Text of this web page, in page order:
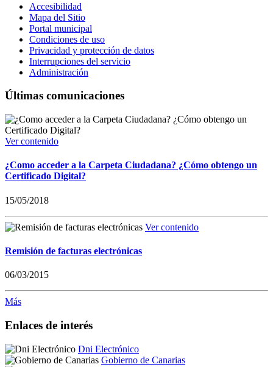
Accesibilidad
Mapa del Sitio
Portal municipal
Condiciones de uso
Privacidad y protección de datos
Interrupciones del servicio
Administración
Últimas comunicaciones
Ver contenido
¿Como acceder a la Carpeta Ciudadana? ¿Cómo obtengo un
Certificado Digital?
15/05/2018
Ver contenido
Remisión de facturas electrónicas
06/03/2015
Más
Enlaces de interés
Dni Electrónico
Gobierno de Canarias